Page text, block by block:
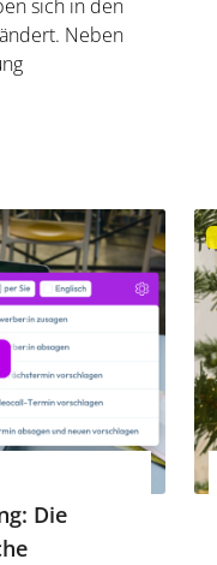
sich in den
Neben
zuneh...
Die